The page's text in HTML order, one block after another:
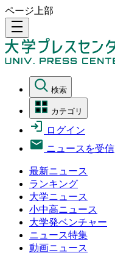
ページ上部
density_medium
検索
カテゴリ
ログイン
ニュースを受信
最新ニュース
ランキング
大学ニュース
小中高ニュース
大学発ベンチャー
ニュース特集
動画ニュース